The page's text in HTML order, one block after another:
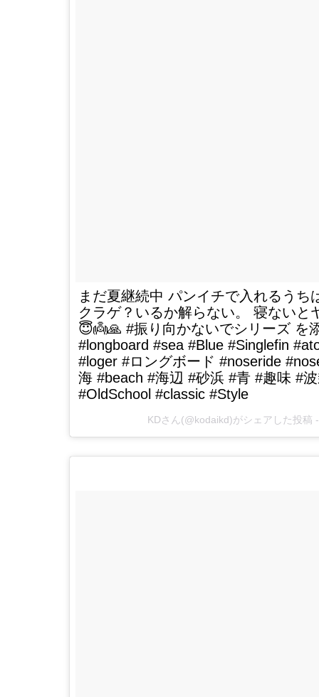
まだ夏継続中 パンイチで入れるう
クラゲ？いるか解らない。 寝ないと
😇👼🙏 #振り向かないでシリーズ を
#longboard #sea #Blue #Singlefin
#loger #ロングボード #noseride
海 #beach #海辺 #砂浜 #青 #趣味 #
#OldSchool #classic #Style
KDさん(@kodaikd)がシェアした投稿